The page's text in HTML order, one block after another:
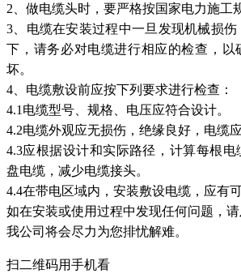
2、做电缆头时，要严格按国家电力施工规
3、电缆在安装过程中一旦发现机械损伤
下，请务必对电缆进行相应的检查，
坏。
4、电缆敷设前应按下列要求进行检查：
4.1电缆型号、规格、电压应符合设计。
4.2电缆外观应无损伤，绝缘良好，电缆
4.3应根据设计和实际路径，计算每根电
盘电缆，减少电缆接头。
4.4在带电区域内，安装敷设电缆，应有可
如在安装或使用过程中发现任何问题，请及
我公司将会尽力为您排忧解难。
扫二维码用手机看